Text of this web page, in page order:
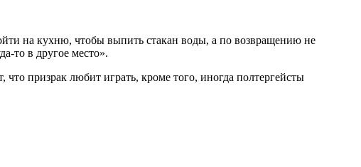
на кухню, чтобы выпить стакан воды, а по возвращению не
то в другое место».
призрак любит играть, кроме того, иногда полтергейсты